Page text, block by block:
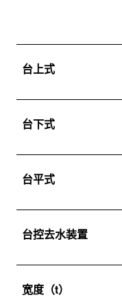
台上式
台下式
台平式
台控去水装置
宽度（t）